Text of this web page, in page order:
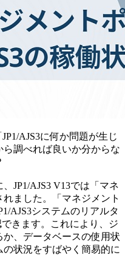
AJS3に何か問題が生じ
調べれば良いか分からな
JP1/AJS3 V13では「マネ
ました。「マネジメント
AJS3システムのリアルタ
きます。これにより、ジ
、データベースの使用状
状況をすばやく簡易的に